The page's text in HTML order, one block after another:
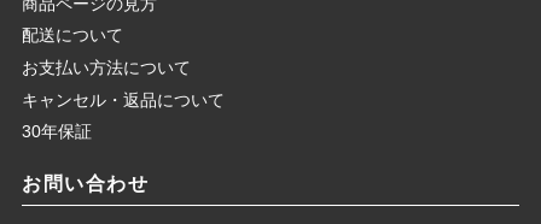
配送について
お支払い方法について
キャンセル・返品について
30年保証
お問い合わせ